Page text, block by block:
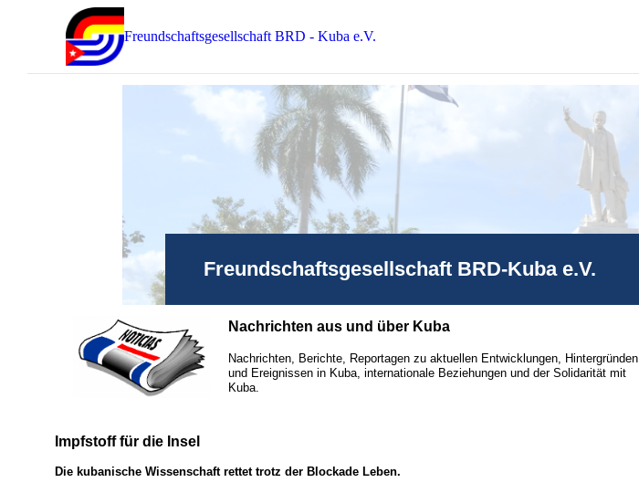
Freundschaftsgesellschaft BRD - Kuba e.V.
Freundschaftsgesellschaft BRD-Kuba e.V.
Nachrichten aus und über Kuba
Nachrichten, Berichte, Reportagen zu aktuellen Entwicklungen, Hintergründen
und Ereignissen in Kuba, internationale Beziehungen und der Solidarität mit
Kuba.
Impfstoff für die Insel
Die kubanische Wissenschaft rettet trotz der Blockade Leben.